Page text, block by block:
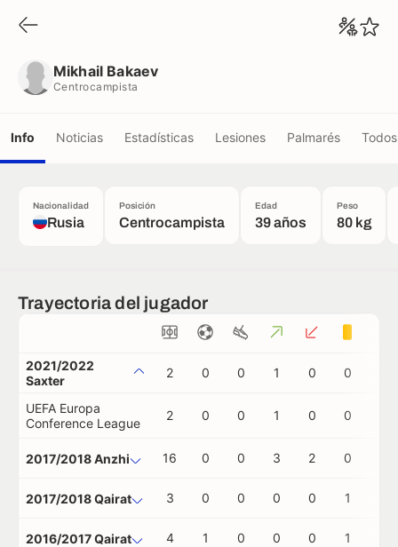
Mikhail Bakaev
Centrocampista
Info Noticias Estadísticas Lesiones Palmarés
Nacionalidad
Rusia
Posición
Centrocampista
Edad
39 años
Peso
80 kg
Trayectoria del jugador
2021/2022
Saxter
2 0 0 1 0 0
UEFA Europa
Conference League
2 0 0 1 0 0
2017/2018 Anzhi 16 0 0 3 2 0
2017/2018 Qairat 3 0 0 0 0 1
2016/2017 Qairat 4 1 0 0 0 1